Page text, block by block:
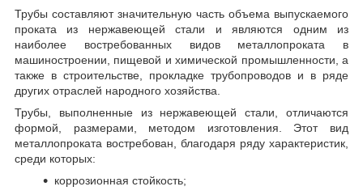
Трубы составляют значительную часть объема выпускаемого
проката из нержавеющей стали и являются одним из
наиболее востребованных видов металлопроката в
машиностроении, пищевой и химической промышленности, а
также в строительстве, прокладке трубопроводов и в ряде
других отраслей народного хозяйства.
Трубы, выполненные из нержавеющей стали, отличаются
формой, размерами, методом изготовления. Этот вид
металлопроката востребован, благодаря ряду характеристик,
среди которых:
коррозионная стойкость;